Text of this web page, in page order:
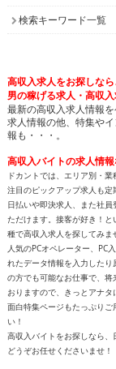
検索キーワード一覧
高収入求人をお探しな
男の稼げる求人・高収
最新の高収入求人情報を
求人情報の他、特集や
報も・・・。
高収入バイトの求人情
ドカントでは、エリア別・
注目のピックアップ求人も定
日払いや即決求人、また社
ただけます。接客が好き！
種で高収入求人を探してみま
人気のPCオペレーター、PC
れたデータ情報を入力した
の方でも可能なお仕事で、将
おりますので、きっとアナタ
面白特集ページもたっぷり
い！
高収入バイトをお探しなら
どうぞお任せくださいませ！